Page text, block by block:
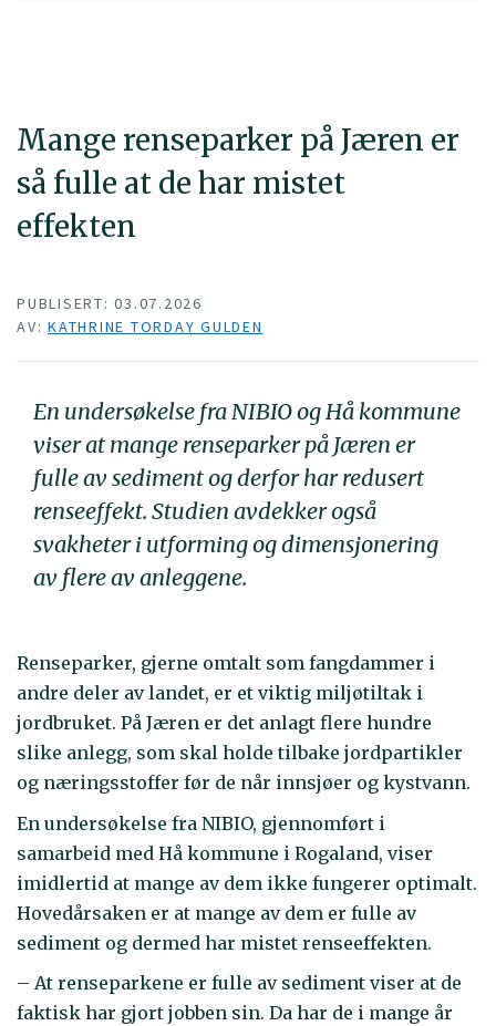
Mange renseparker på Jæren er
så fulle at de har mistet
effekten
PUBLISERT: 03.07.2026
AV: KATHRINE TORDAY GULDEN
En undersøkelse fra NIBIO og Hå kommune
viser at mange renseparker på Jæren er
fulle av sediment og derfor har redusert
renseeffekt. Studien avdekker også
svakheter i utforming og dimensjonering
av flere av anleggene.
Renseparker, gjerne omtalt som fangdammer i
andre deler av landet, er et viktig miljøtiltak i
jordbruket. På Jæren er det anlagt flere hundre
slike anlegg, som skal holde tilbake jordpartikler
og næringsstoffer før de når innsjøer og kystvann.
En undersøkelse fra NIBIO, gjennomført i
samarbeid med Hå kommune i Rogaland, viser
imidlertid at mange av dem ikke fungerer optimalt.
Hovedårsaken er at mange av dem er fulle av
sediment og dermed har mistet renseeffekten.
– At renseparkene er fulle av sediment viser at de
faktisk har gjort jobben sin. Da har de i mange år